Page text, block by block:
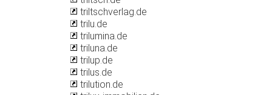
triltschverlag.de
trilu.de
trilumina.de
triluna.de
trilup.de
trilus.de
trilution.de